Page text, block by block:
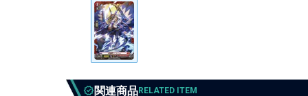
関連商品RELATED ITEM